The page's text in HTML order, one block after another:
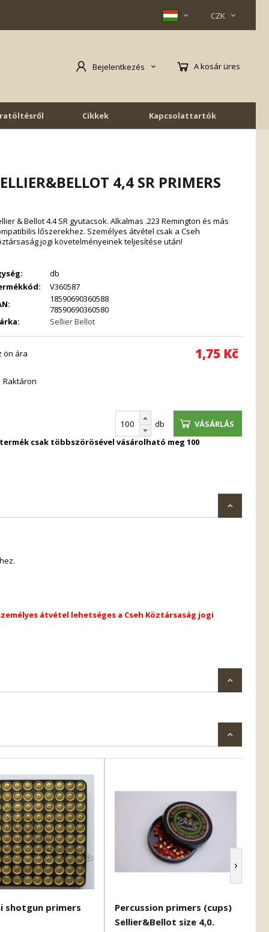
CZK
Bejelentkezés A kosár üres
Cikkek Kapcsolattartók
4,4 SR PRIMERS
& Bellot 4.4 SR gyutacsok. Alkalmas .223 Remington és más
lőszerekhez. Személyes átvétel csak a Cseh
jogi követelményeinek teljesítése után!
db
V360587
18590690360588
78590690360580
Sellier Bellot
ön ára 1,75Kč
Raktáron
db
VÁSÁRLÁS
csak többszörösével vásárolható meg 100
átvétel lehetséges a Cseh Köztársaság jogi
shotgun primers
Percussion primers (cups)
Sellier&Bellot size 4,0.